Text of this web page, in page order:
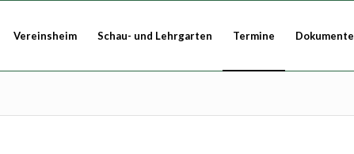
Vereinsheim Schau- und Lehrgarten Termine Dokumente